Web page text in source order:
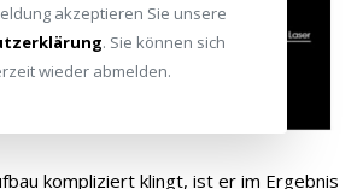
kompliziert klingt, ist er im Ergebnis
akzeptieren Sie unsere
. Sie können sich
wieder abmelden.